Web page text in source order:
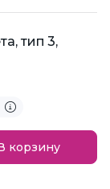
тип 3,
корзину